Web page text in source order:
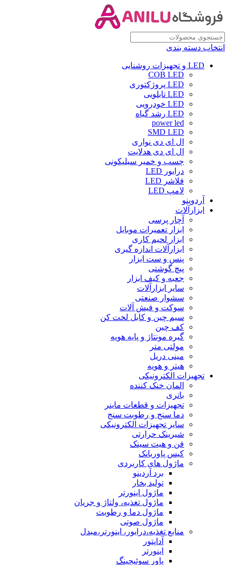
انتخاب دسته بندی
LED و تجهیزات روشنایی
COB LED
LED پروژکتوری
LED تابلویی
LED خودرویی
LED رشد گیاه
power led
SMD LED
ال ای دی نواری
ال ای دی هدلایت
چسب و خمیر سیلیکونی
درایور LED
فلاشر LED
لامپ LED
آردوینو
ابزارآلات
آچار پرسی
ابزار تعمیرات موبایل
ابزار لحیم کاری
ابزارآلات اندازه گیری
پنس و ست ابزار
پیچ گوشتی
جعبه و کیف ابزار
سایر ابزارآلات
سشوار صنعتی
سوکت و فیش آلات
سیم چین و کابل لخت کن
کف چین
گیره مونتاژ و پایه هویه
مولتی متر
مینی دریل
هیتر و هویه
تجهیزات الکترونیکی
المان خنک کننده
باتری
تجهیزات و قطعات ماینر
دما سنج و رطوبت سنج
سایر تجهیزات الکترونیکی
شیرینک حرارتی
فن و هیت سینک
کیس پاوربانک
ماژول های کاربردی
برد آردینو
تولید بخار
ماژول اینورتر
ماژول تغذیه، ولتاژ و جریان
ماژول دما و رطوبت
ماژول صوتی
منابع تغذیه،درایور، اینورتر،مبدل
آداپتور
اینورتر
پاور سوئیچینگ